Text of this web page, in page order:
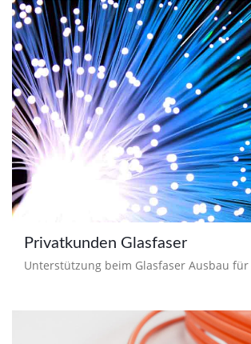
Privatkunden Glasfaser
Unterstützung beim Glasfaser Ausbau